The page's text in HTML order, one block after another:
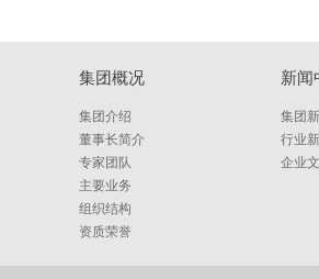
集团概况
集团介绍
董事长简介
专家团队
主要业务
组织结构
资质荣誉
新闻
集团
行业
企业